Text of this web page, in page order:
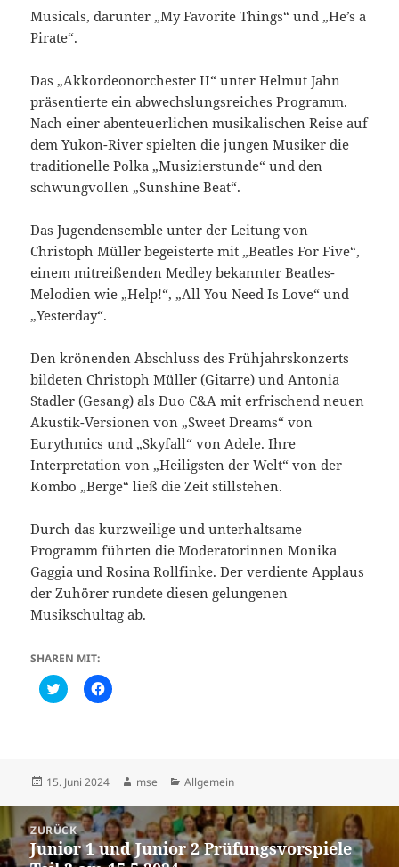
Musicals, darunter „My Favorite Things“ und „He’s a
Pirate“.
Das „Akkordeonorchester II“ unter Helmut Jahn
präsentierte ein abwechslungsreiches Programm.
Nach einer abenteuerlichen musikalischen Reise auf
dem Yukon-River spielten die jungen Musiker die
traditionelle Polka „Musizierstunde“ und den
schwungvollen „Sunshine Beat“.
Das Jugendensemble unter der Leitung von
Christoph Müller begeisterte mit „Beatles For Five“,
einem mitreißenden Medley bekannter Beatles-
Melodien wie „Help!“, „All You Need Is Love“ und
„Yesterday“.
Den krönenden Abschluss des Frühjahrskonzerts
bildeten Christoph Müller (Gitarre) und Antonia
Stadler (Gesang) als Duo C&A mit erfrischend neuen
Akustik-Versionen von „Sweet Dreams“ von
Eurythmics und „Skyfall“ von Adele. Ihre
Interpretation von „Heiligsten der Welt“ von der
Kombo „Berge“ ließ die Zeit stillstehen.
Durch das kurzweilige und unterhaltsame
Programm führten die Moderatorinnen Monika
Gaggia und Rosina Rollfinke. Der verdiente Applaus
der Zuhörer rundete diesen gelungenen
Musikschultag ab.
SHAREN MIT:
C
l
h
a
e
o
n
T
w
K
l
a
u
F
a
c
e
b
Veröffentlicht
15. Juni 2024 Autor
mse Kategorien
Allgemein
Beitragsnavigation
ZURÜCK
Vorheriger
Junior 1 und Junior 2 Prüfungsvorspiele